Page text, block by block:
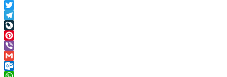
Mail.Ru
Twitter
Telegram
LiveJournal
Pinterest
Viber
Gmail